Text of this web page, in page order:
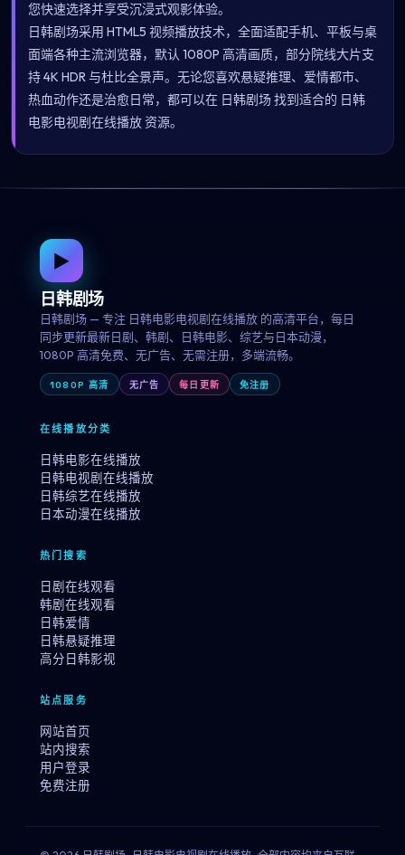
您快速选择并享受沉浸式观影体验。
日韩剧场采用 HTML5 视频播放技术，全面适配手机、平板与桌
面端各种主流浏览器，默认 1080P 高清画质，部分院线大片支
持 4K HDR 与杜比全景声。无论您喜欢悬疑推理、爱情都市、
热血动作还是治愈日常，都可以在 日韩剧场 找到适合的 日韩
电影电视剧在线播放 资源。
▶
日韩剧场
日韩剧场 — 专注 日韩电影电视剧在线播放 的高清平台，每日
同步更新最新日剧、韩剧、日韩电影、综艺与日本动漫，
1080P 高清免费、无广告、无需注册，多端流畅。
1080P 高清 无广告 每日更新 免注册
在线播放分类
日韩电影在线播放
日韩电视剧在线播放
日韩综艺在线播放
日本动漫在线播放
热门搜索
日剧在线观看
韩剧在线观看
日韩爱情
日韩悬疑推理
高分日韩影视
站点服务
网站首页
站内搜索
用户登录
免费注册